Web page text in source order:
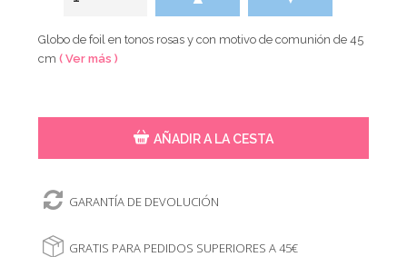
Globo de foil en tonos rosas y con motivo de comunión de 45
cm( Ver más )
AÑADIR A LA CESTA
GARANTÍA DE DEVOLUCIÓN
GRATIS PARA PEDIDOS SUPERIORES A 45€